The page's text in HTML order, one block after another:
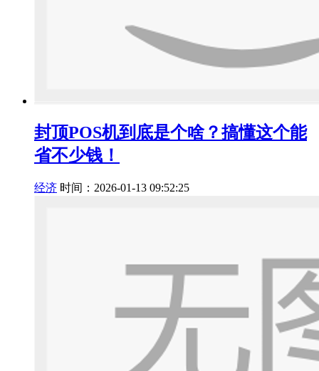
封顶POS机到底是个啥？搞懂这个能
省不少钱！
经济 时间：2026-01-13 09:52:25